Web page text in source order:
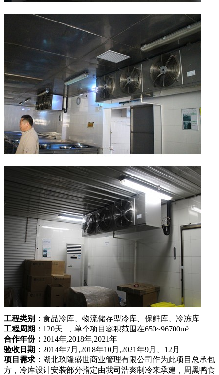
工程类别： 食品冷库、物流储存型冷库、保鲜库、冷冻库
工程周期： 120天 ，单个项目容积范围在650~96700m³
合作年份： 2014年,2018年,2021年
验收日期： 2014年7月,2018年10月,2021年9月、12月
项目需求： 湖北玖隆盛世商业管理有限公司作为此项目总承包
方，冷库设计安装部分指定由我司浩爽制冷来承建，周黑鸭食